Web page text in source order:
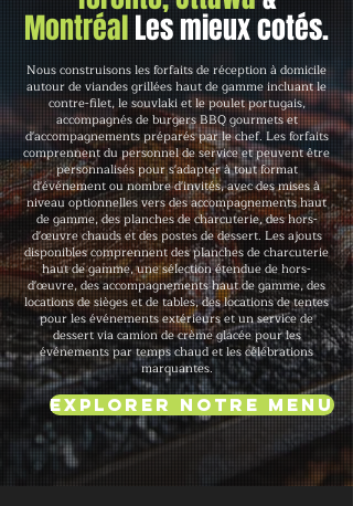
MontréalLes mieux cotés.
Nous construisons les forfaits de réception à domicile
autour de viandes grillées haut de gamme incluant le
contre-filet, le souvlaki et le poulet portugais,
accompagnés de burgers BBQ gourmets et
d'accompagnements préparés par le chef. Les forfaits
comprennent du personnel de service et peuvent être
personnalisés pour s'adapter à tout format
d'événement ou nombre d'invités, avec des mises à
niveau optionnelles vers des accompagnements haut
de gamme, des planches de charcuterie, des hors-
d'œuvre chauds et des postes de dessert. Les ajouts
disponibles comprennent des planches de charcuterie
haut de gamme, une sélection étendue de hors-
d'œuvre, des accompagnements haut de gamme, des
locations de sièges et de tables, des locations de tentes
pour les événements extérieurs et un service de
dessert via camion de crème glacée pour les
événements par temps chaud et les célébrations
marquantes.
Explorer notre menu